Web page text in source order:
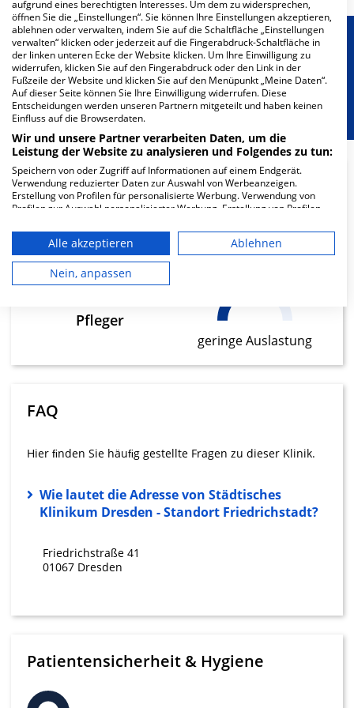
Besondere Merkmale
Berücksichtigung von besonderem
Ernährungsbedarf
17.59
geringe Auslastung
Pfleger
geringe Auslastung
FAQ
Hier ﬁnden Sie häuﬁg gestellte Fragen zu dieser Klinik.
Wie lautet die Adresse von Städtisches
Klinikum Dresden - Standort Friedrichstadt?
Friedrichstraße 41
01067 Dresden
Patientensicherheit & Hygiene
aufgrund eines berechtigten Interesses. Um dem zu widersprechen,
öffnen Sie die „Einstellungen“. Sie können Ihre Einstellungen akzeptieren,
ablehnen oder verwalten, indem Sie auf die Schaltfläche „Einstellungen
verwalten“ klicken oder jederzeit auf die Fingerabdruck-Schaltfläche in
der linken unteren Ecke der Website klicken. Um Ihre Einwilligung zu
widerrufen, klicken Sie auf den Fingerabdruck oder den Link in der
Fußzeile der Website und klicken Sie auf den Menüpunkt „Meine Daten“.
Auf dieser Seite können Sie Ihre Einwilligung widerrufen. Diese
Entscheidungen werden unseren Partnern mitgeteilt und haben keinen
Einfluss auf die Browserdaten.
Wir und unsere Partner verarbeiten Daten, um die
Leistung der Website zu analysieren und Folgendes zu tun:
Speichern von oder Zugriff auf Informationen auf einem Endgerät.
Verwendung reduzierter Daten zur Auswahl von Werbeanzeigen.
Erstellung von Profilen für personalisierte Werbung. Verwendung von
Profilen zur Auswahl personalisierter Werbung. Erstellung von Profilen
personalisierter Inhalte. Messung der Werbeleistung. Messung der
Performance von Inhalten. Analyse von Zielgruppen durch Statistiken
oder Kombinationen von Daten aus verschiedenen Quellen. Entwicklung
und Verbesserung der Angebote. Verwendung reduzierter Daten zur
Auswahl von Inhalten.
Ihre Einwilligung und die cookie Richtlinie gelten ausschließlich für diese
Erstellung von Profilen für personalisierte
Verwendung von Profilen zur Auswahl
personalisierter Werbung
von Inhalten
Verwendung von Profilen zur Auswahl
personalisierter Inhalte
Messung der Werbeleistung
Alle akzeptieren
Ablehnen
Nein, anpassen